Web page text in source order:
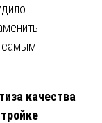
самым
качества